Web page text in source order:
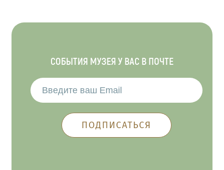
СОБЫТИЯ МУЗЕЯ У ВАС В ПОЧТЕ